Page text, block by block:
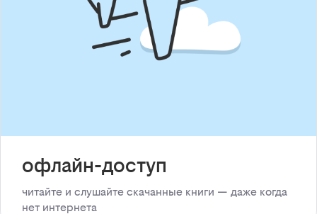
офлайн-доступ
читайте и слушайте скачанные книги — даже когда
нет интернета